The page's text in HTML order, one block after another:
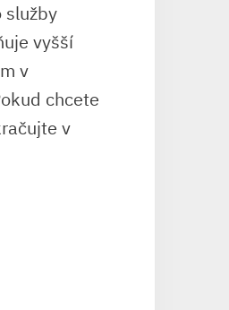
služby
vyšší
v
chcete
v